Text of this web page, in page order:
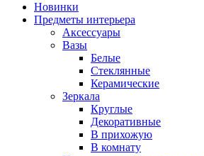
Новинки
Предметы интерьера
Аксессуары
Вазы
Белые
Стеклянные
Керамические
Зеркала
Круглые
Декоративные
В прихожую
В комнату